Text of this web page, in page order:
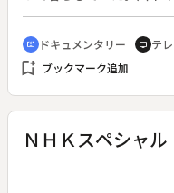
と共に生きていこうと決
た。水は山から引き、煮
ぼ自給自足の生活を送っ
詩「雨ニモマケズ」だ。
子どもたちを楽しませ続
んはひどく落ち込んでい
資金全てをあるＮＰＯに
cinematic_blur ドキュメンタリー tv テ
bookmark_add ブックマーク追加
ＮＨＫスペシャ